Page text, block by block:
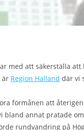
med att säkerställa
är Region Halland där vi
förmånen att
bland annat pratade
rundvandring på